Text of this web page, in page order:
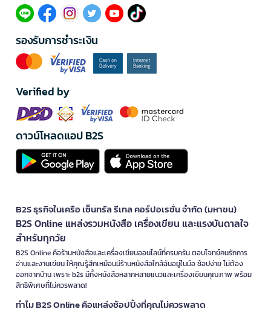
รองรับการชำระเงิน
Verified by
ดาวน์โหลดแอป B2S
B2S ธุรกิจในเครือ เซ็นทรัล รีเทล คอร์ปอเรชั่น จำกัด (มหาชน)
B2S Online แหล่งรวมหนังสือ เครื่องเขียน และแรงบันดาลใจ
สำหรับทุกวัย
B2S Online คือร้านหนังสือและเครื่องเขียนออนไลน์ที่ครบครัน ตอบโจทย์คนรักการ
อ่านและงานเขียน ให้คุณรู้สึกเหมือนมีร้านหนังสือใกล้ฉันอยู่ในมือ ช้อปง่าย ไม่ต้อง
ออกจากบ้าน เพราะ b2s มีทั้งหนังสือหลากหลายแนวและเครื่องเขียนคุณภาพ พร้อม
สิทธิพิเศษที่ไม่ควรพลาด!
ทำไม B2S Online คือแหล่งช้อปปิ้งที่คุณไม่ควรพลาด